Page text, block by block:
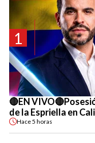
1
🔴EN
de la Espriella en
Hace5 horas